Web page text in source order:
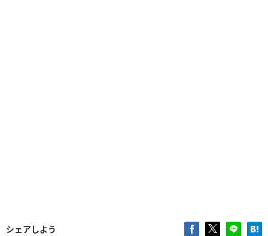
シェアしよう